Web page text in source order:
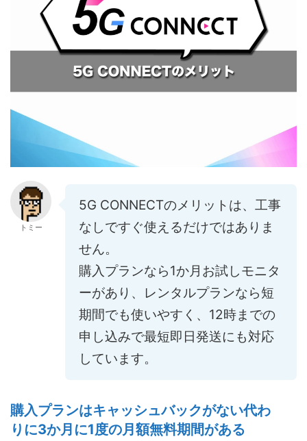
トミー
5G CONNECTのメリットは、工事
なしですぐ使えるだけではありま
せん。
購入プランなら1か月お試しモニタ
ーがあり、レンタルプランなら短
期間でも使いやすく、12時までの
申し込みで最短即日発送にも対応
しています。
購入プランはキャッシュバックがない代わ
りに3か月に1度の月額無料期間がある